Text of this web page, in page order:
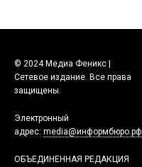
© 2024 Медиа Феникс |
Сетевое издание. Все права
защищены.
Электронный
адрес: media@информбюро.рф
ОБЪЕДИНЕННАЯ РЕДАКЦИЯ